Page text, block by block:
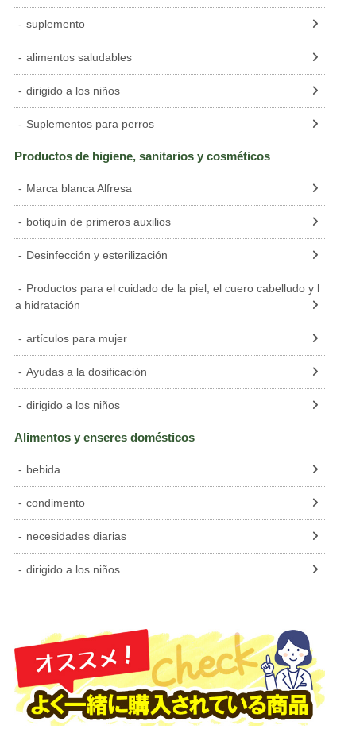
suplemento
alimentos saludables
dirigido a los niños
Suplementos para perros
Productos de higiene, sanitarios y cosméticos
Marca blanca Alfresa
botiquín de primeros auxilios
Desinfección y esterilización
Productos para el cuidado de la piel, el cuero cabelludo y l
a hidratación
artículos para mujer
Ayudas a la dosificación
dirigido a los niños
Alimentos y enseres domésticos
bebida
condimento
necesidades diarias
dirigido a los niños